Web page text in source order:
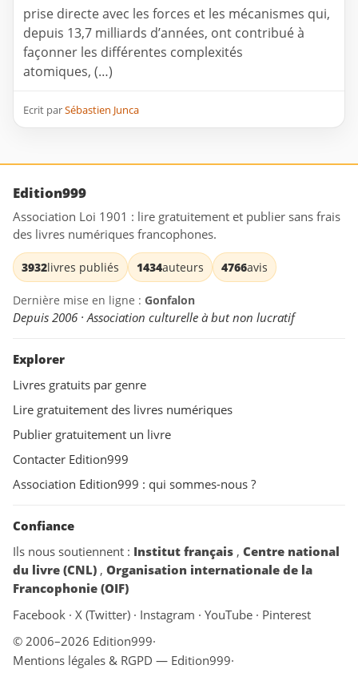
prise directe avec les forces et les mécanismes qui,
depuis 13,7 milliards d’années, ont contribué à
façonner les différentes complexités
atomiques, (…)
Ecrit parSébastien Junca
Edition999
Association Loi 1901 : lire gratuitement et publier sans frais
des livres numériques francophones.
3932livres publiés 1434auteurs 4766avis
Dernière mise en ligne : Gonfalon
Depuis 2006 · Association culturelle à but non lucratif
Explorer
Livres gratuits par genre
Lire gratuitement des livres numériques
Publier gratuitement un livre
Contacter Edition999
Association Edition999 : qui sommes-nous ?
Confiance
Ils nous soutiennent : Institut français , Centre national
du livre (CNL) , Organisation internationale de la
Francophonie (OIF)
Facebook · X (Twitter) · Instagram · YouTube · Pinterest
© 2006–2026 Edition999·
Mentions légales & RGPD — Edition999·